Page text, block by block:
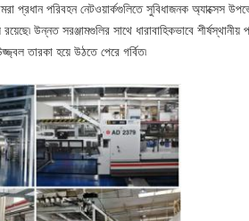
প্রধান পরিবহন নেটওয়ার্কগুলিতে সুবিধাজনক অ্যাক্সেস
উন্নত সরঞ্জামগুলির সাথে ধারাবাহিকভাবে শীর্ষস্থানীয়
তারকা হয়ে উঠতে পেরে গর্বিত৷